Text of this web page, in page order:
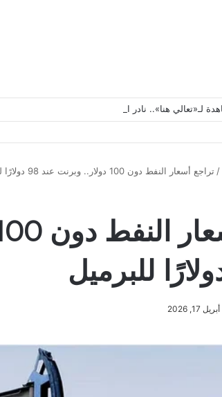
/ تراجع أسعار النفط دون 100 دولار.. وبرنت عند 98 دولارًا للبرميل
أبريل 17, 2026